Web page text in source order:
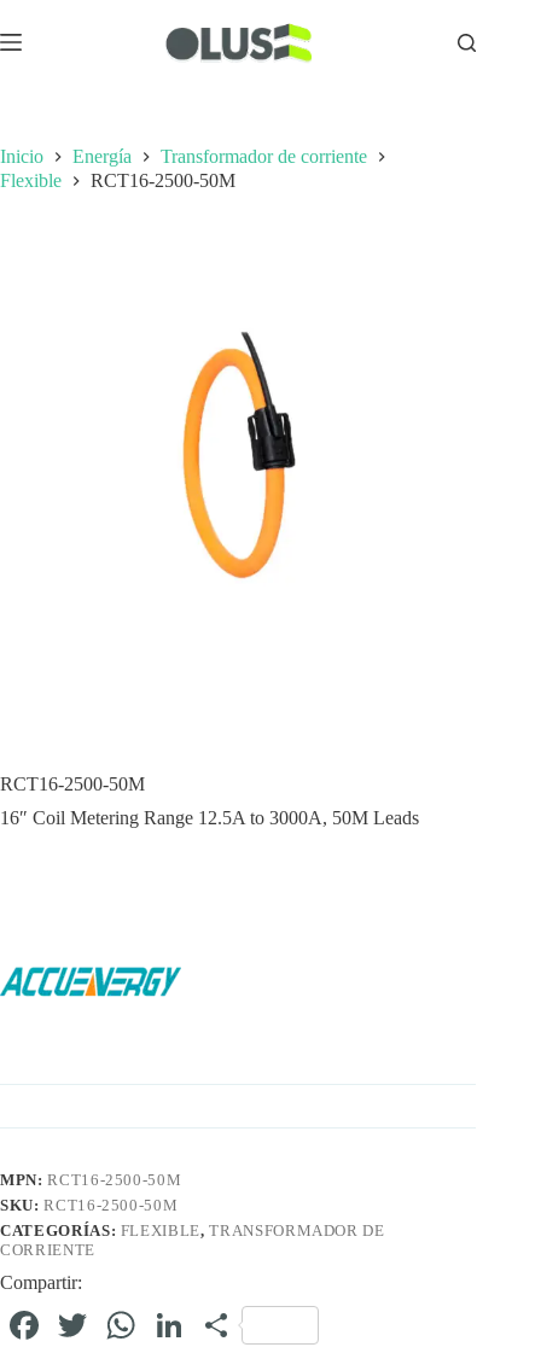
Inicio Energía
Transformador de corriente
Flexible
RCT16-2500-50M
RCT16-2500-50M
16″ Coil Metering Range 12.5A to 3000A, 50M Leads
MPN:RCT16-2500-50M
SKU:RCT16-2500-50M
CATEGORÍAS: FLEXIBLE,TRANSFORMADOR DE
CORRIENTE
Compartir:
Fa T
W
Li C